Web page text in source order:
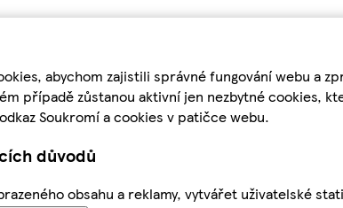
abychom zajistili správné fungování webu a
případě zůstanou aktivní jen nezbytné cookies,
Soukromí a cookies v patičce webu.
důvodů
obsahu a reklamy, vytvářet uživatelské